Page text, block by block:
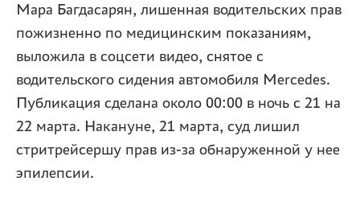
Мара Багдасарян, лишенная водительских прав
пожизненно по медицинским показаниям,
выложила в соцсети видео, снятое с
водительского сидения автомобиля Mercedes.
Публикация сделана около 00:00 в ночь с 21 на
22 марта. Накануне, 21 марта, суд лишил
стритрейсершу прав из-за обнаруженной у нее
эпилепсии.